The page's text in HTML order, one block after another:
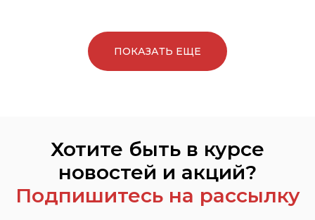
ПОКАЗАТЬ ЕЩЕ
Хотите быть в курсе
новостей и акций?
Подпишитесь на рассылку